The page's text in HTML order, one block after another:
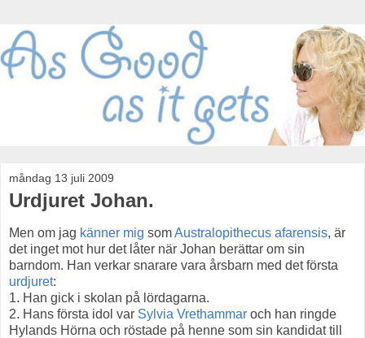
måndag 13 juli 2009
Urdjuret Johan.
Men om jag känner mig somAustralopithecus afarensis, är
det inget mot hur det låter när Johan berättar om sin
barndom. Han verkar snarare vara årsbarn med det första
urdjuret:
1. Han gick i skolan på lördagarna.
2. Hans första idol var Sylvia Vrethammar och han ringde
Hylands Hörna och röstade på henne som sin kandidat till